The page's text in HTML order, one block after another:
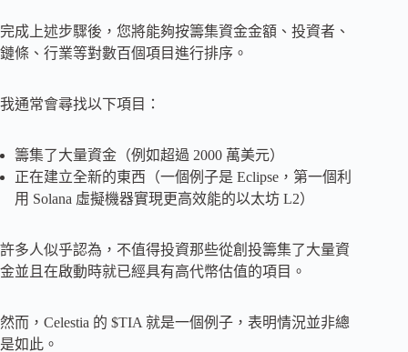
完成上述步驟後，您將能夠按籌集資金金額、投資者、
鏈條、行業等對數百個項目進行排序。
我通常會尋找以下項目：
籌集了大量資金（例如超過 2000 萬美元）
正在建立全新的東西（一個例子是 Eclipse，第一個利
用 Solana 虛擬機器實現更高效能的以太坊 L2）
許多人似乎認為，不值得投資那些從創投籌集了大量資
金並且在啟動時就已經具有高代幣估值的項目。
然而，Celestia 的 $TIA 就是一個例子，表明情況並非總
是如此。